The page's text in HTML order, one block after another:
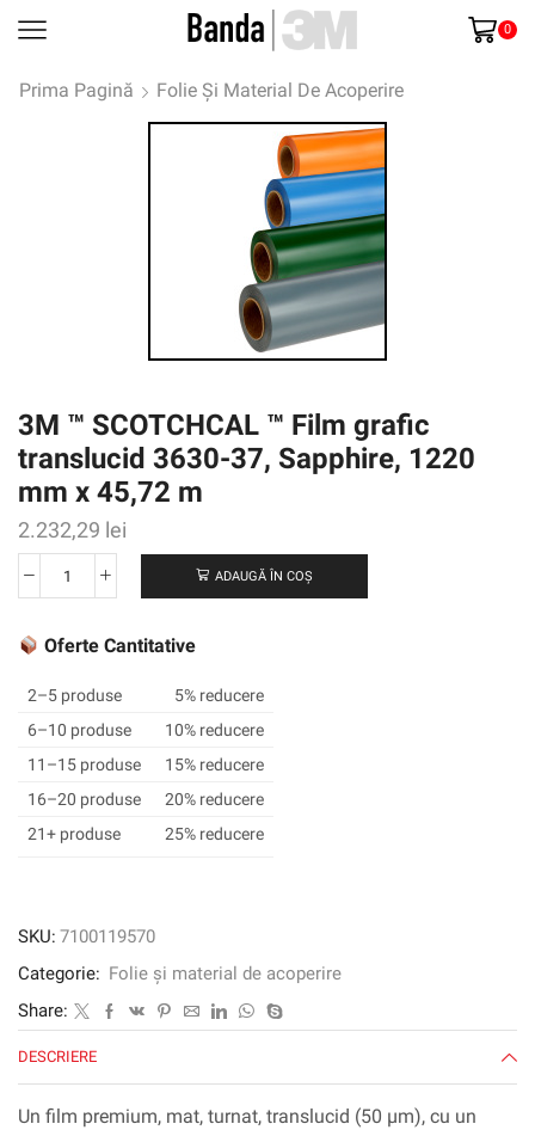
0
Prima Pagină Folie Și Material De Acoperire
3M ™ SCOTCHCAL ™ Film grafic
translucid 3630-37, Sapphire, 1220
mm x 45,72 m
2.232,29 lei
Cantitate
™
™
Film
grafic
translucid
3630-
x
m
ADAUGĂ ÎN COȘ
Oferte Cantitative
2–5 produse
5% reducere
6–10 produse
10% reducere
11–15 produse
15% reducere
16–20 produse
20% reducere
21+ produse
25% reducere
SKU: 7100119570
Categorie: Folie și material de acoperire
Share:
DESCRIERE
Un film premium, mat, turnat, translucid (50 µm), cu un